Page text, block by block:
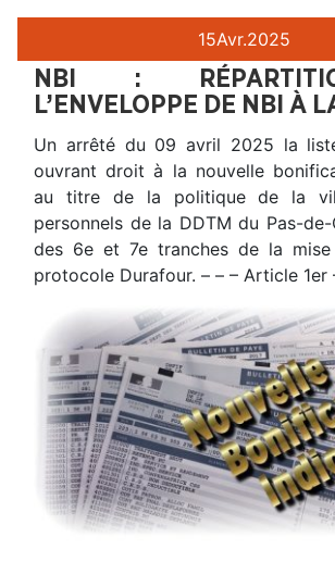
15Avr.2025
NBI :
L’ENVELOPPE DE NBI À
Un arrêté du 09 avril 2025 la
ouvrant droit à la nouvelle
au titre de la politique de la
personnels de la DDTM du Pas-
des 6e et 7e tranches de la
protocole Durafour. – – – Article 1er